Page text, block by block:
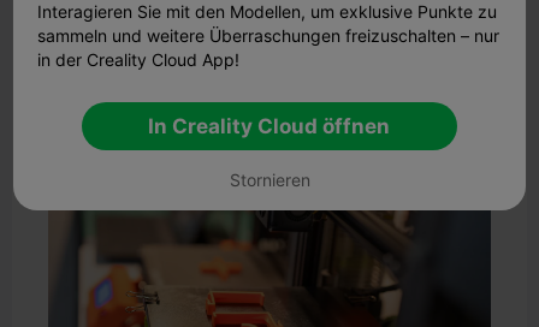
sehr stabil sein, verwenden Sie daher PETG oder ABS.
Flexible Teile funktionieren am besten mit TPU.
Hinweis:Befolgen Sie stets die Sicherheitshinweise im
Sie Teile schneiden oder zuschneiden.
Organisieren von gedruckten LDO
Interagieren Sie mit den Modellen, um exklusive Punkte zu
sammeln und weitere Überraschungen freizuschalten – nur
in der Creality Cloud App!
In Creality Cloud öffnen
Stornieren